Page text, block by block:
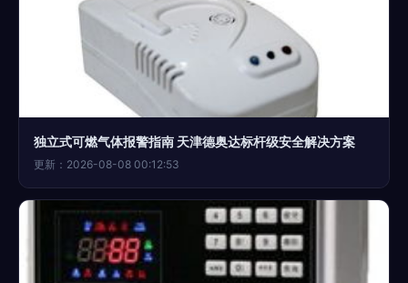
独立式可燃气体报警指南 天津德奥达标杆级安全解决方案
更新：2026-08-08 00:12:53